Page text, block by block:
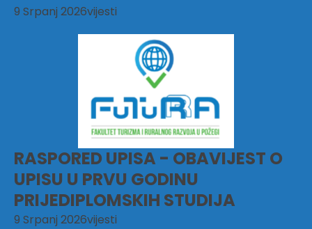
9 Srpanj 2026vijesti
RASPORED UPISA - OBAVIJEST O
UPISU U PRVU GODINU
PRIJEDIPLOMSKIH STUDIJA
9 Srpanj 2026vijesti